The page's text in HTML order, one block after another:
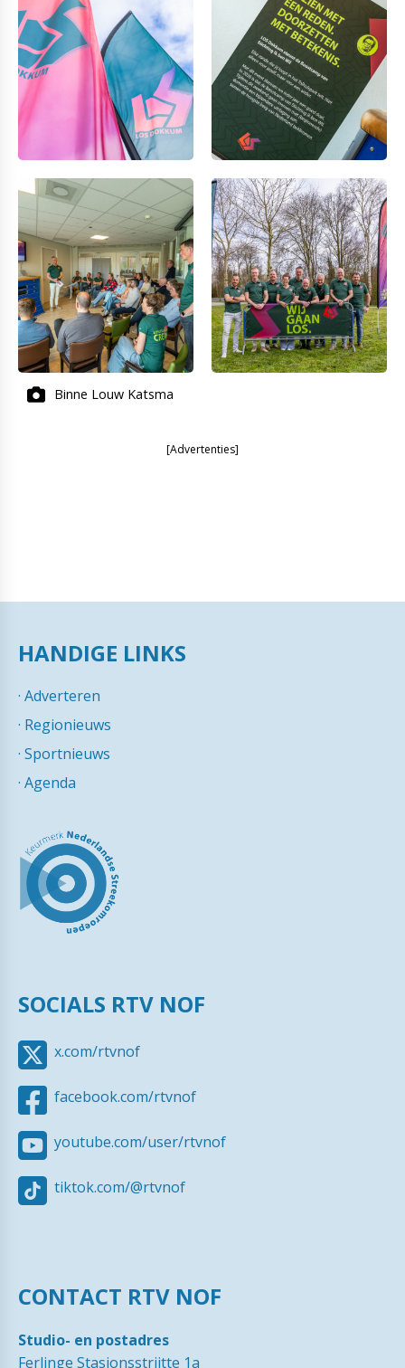
Binne Louw Katsma
[Advertenties]
HANDIGE LINKS
· Adverteren
· Regionieuws
· Sportnieuws
· Agenda
SOCIALS RTV NOF
x.com/rtvnof
facebook.com/rtvnof
youtube.com/user/rtvnof
tiktok.com/@rtvnof
CONTACT RTV NOF
Studio- en postadres
Ferlinge Stasjonsstrjitte 1a